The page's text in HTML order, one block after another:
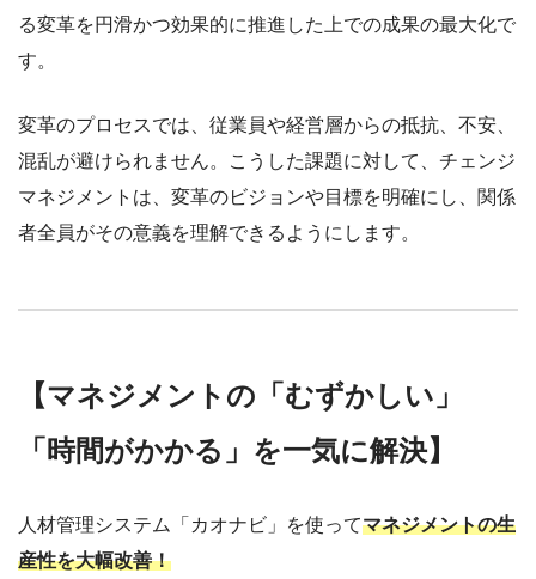
る変革を円滑かつ効果的に推進した上での成果の最大化で
す。
変革のプロセスでは、従業員や経営層からの抵抗、不安、
混乱が避けられません。こうした課題に対して、チェンジ
マネジメントは、変革のビジョンや目標を明確にし、関係
者全員がその意義を理解できるようにします。
【マネジメントの「むずかしい」
「時間がかかる」を一気に解決】
人材管理システム「カオナビ」を使ってマネジメントの生
産性を大幅改善！